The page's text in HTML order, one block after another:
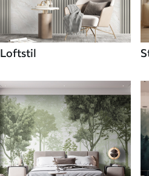
Loftstil